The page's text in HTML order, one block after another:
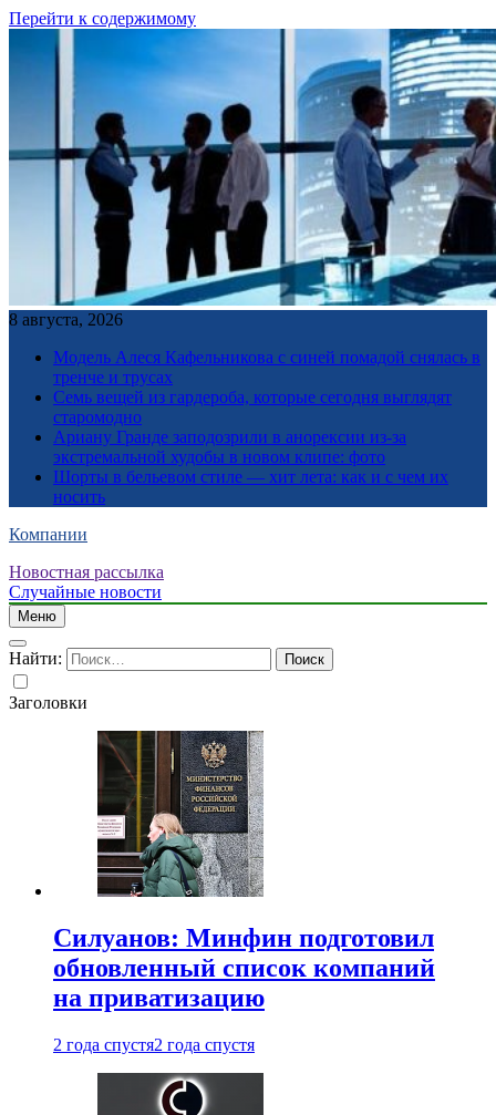
Перейти к содержимому
8 августа, 2026
Модель Алеся Кафельникова с синей помадой снялась в
тренче и трусах
Семь вещей из гардероба, которые сегодня выглядят
старомодно
Ариану Гранде заподозрили в анорексии из-за
экстремальной худобы в новом клипе: фото
Шорты в бельевом стиле — хит лета: как и с чем их
носить
Компании
Новостная рассылка
Случайные новости
Меню
Найти:
Заголовки
Силуанов: Минфин подготовил
обновленный список компаний
на приватизацию
2 года спустя2 года спустя